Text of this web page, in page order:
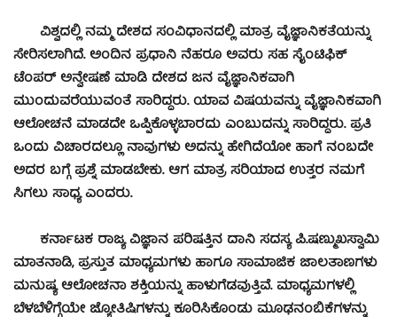
ವಿಶ್ವದಲ್ಲಿ ನಮ್ಮ ದೇಶದ ಸಂವಿಧಾನದಲ್ಲಿ ಮಾತ್ರ ವೈಜ್ಞಾನಿಕತೆಯನ್ನು
ಸೇರಿಸಲಾಗಿದೆ. ಅಂದಿನ ಪ್ರಧಾನಿ ನೆಹರೂ ಅವರು ಸಹ ಸೈಂಟಿಫಿಕ್
ಟೆಂಪರ್ ಅನ್ವೇಷಣೆ ಮಾಡಿ ದೇಶದ ಜನ ವೈಜ್ಞಾನಿಕವಾಗಿ
ಮುಂದುವರೆಯುವಂತೆ ಸಾರಿದ್ದರು. ಯಾವ ವಿಷಯವನ್ನು ವೈಜ್ಞಾನಿಕವಾಗಿ
ಆಲೋಚನೆ ಮಾಡದೇ ಒಪ್ಪಿಕೊಳ್ಳಬಾರದು ಎಂಬುದನ್ನು ಸಾರಿದ್ದರು. ಪ್ರತಿ
ಒಂದು ವಿಚಾರದಲ್ಲೂ ನಾವುಗಳು ಅದನ್ನು ಹೇಗಿದೆಯೋ ಹಾಗೆ ನಂಬದೇ
ಅದರ ಬಗ್ಗೆ ಪ್ರಶ್ನೆ ಮಾಡಬೇಕು. ಆಗ ಮಾತ್ರ ಸರಿಯಾದ ಉತ್ತರ ನಮಗೆ
ಸಿಗಲು ಸಾಧ್ಯ ಎಂದರು.
ಕರ್ನಾಟಕ ರಾಜ್ಯ ವಿಜ್ಞಾನ ಪರಿಷತ್ತಿನ ದಾನಿ ಸದಸ್ಯ ಪಿ.ಷಣ್ಮುಖಸ್ವಾಮಿ
ಮಾತನಾಡಿ, ಪ್ರಸ್ತುತ ಮಾಧ್ಯಮಗಳು ಹಾಗೂ ಸಾಮಾಜಿಕ ಜಾಲತಾಣಗಳು
ಮನುಷ್ಯ ಆಲೋಚನಾ ಶಕ್ತಿಯನ್ನು ಹಾಳುಗೆಡವುತ್ತಿವೆ. ಮಾಧ್ಯಮಗಳಲ್ಲಿ
ಬೆಳಬೆಳಿಗ್ಗೆಯೇ ಜ್ಯೋತಿಷಿಗಳನ್ನು ಕೂರಿಸಿಕೊಂಡು ಮೂಢನಂಬಿಕೆಗಳನ್ನು